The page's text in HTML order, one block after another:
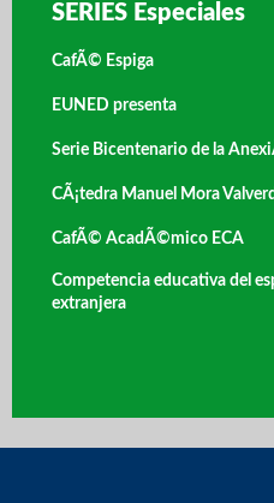
SERIES Especiales
CafÃ© Espiga
EUNED presenta
Serie Bicentenario de la
CÃ¡tedra Manuel Mora
CafÃ© AcadÃ©mico ECA
Competencia educativa del
extranjera